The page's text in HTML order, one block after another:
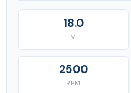
18.0
V
2500
RPM